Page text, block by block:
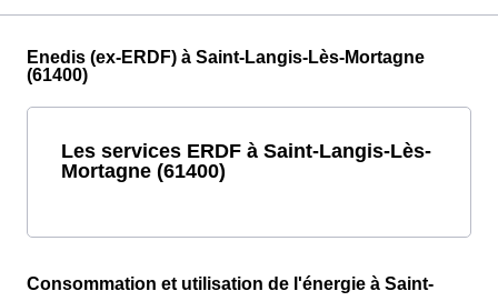
Enedis (ex-ERDF) à Saint-Langis-Lès-Mortagne
(61400)
Les services ERDF à Saint-Langis-Lès-
Mortagne (61400)
Consommation et utilisation de l'énergie à Saint-